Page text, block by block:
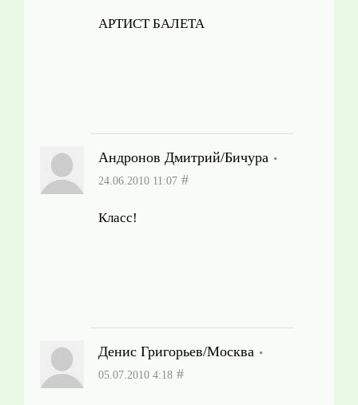
АРТИСТ БАЛЕТА
Андронов Дмитрий/Бичура
24.06.2010 11:07 #
Класс!
Денис Григорьев/Москва
05.07.2010 4:18 #